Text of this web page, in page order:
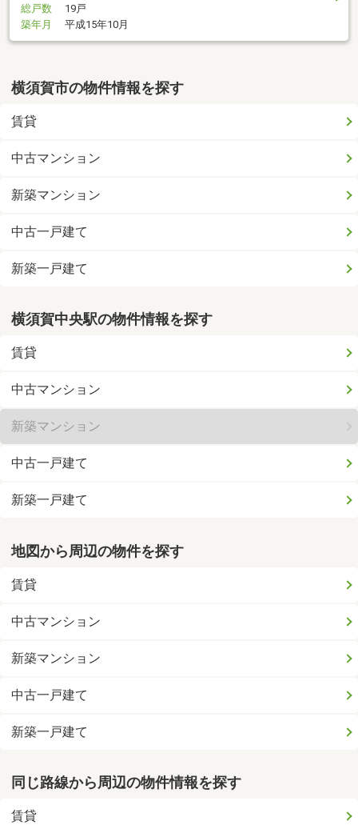
総戸数
19戸
築年月
平成15年10月
横須賀市の物件情報を探す
賃貸
中古マンション
新築マンション
中古一戸建て
新築一戸建て
横須賀中央駅の物件情報を探す
賃貸
中古マンション
新築マンション
中古一戸建て
新築一戸建て
地図から周辺の物件を探す
賃貸
中古マンション
新築マンション
中古一戸建て
新築一戸建て
同じ路線から周辺の物件情報を探す
賃貸